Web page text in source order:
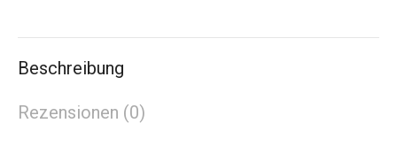
Beschreibung
Rezensionen (0)